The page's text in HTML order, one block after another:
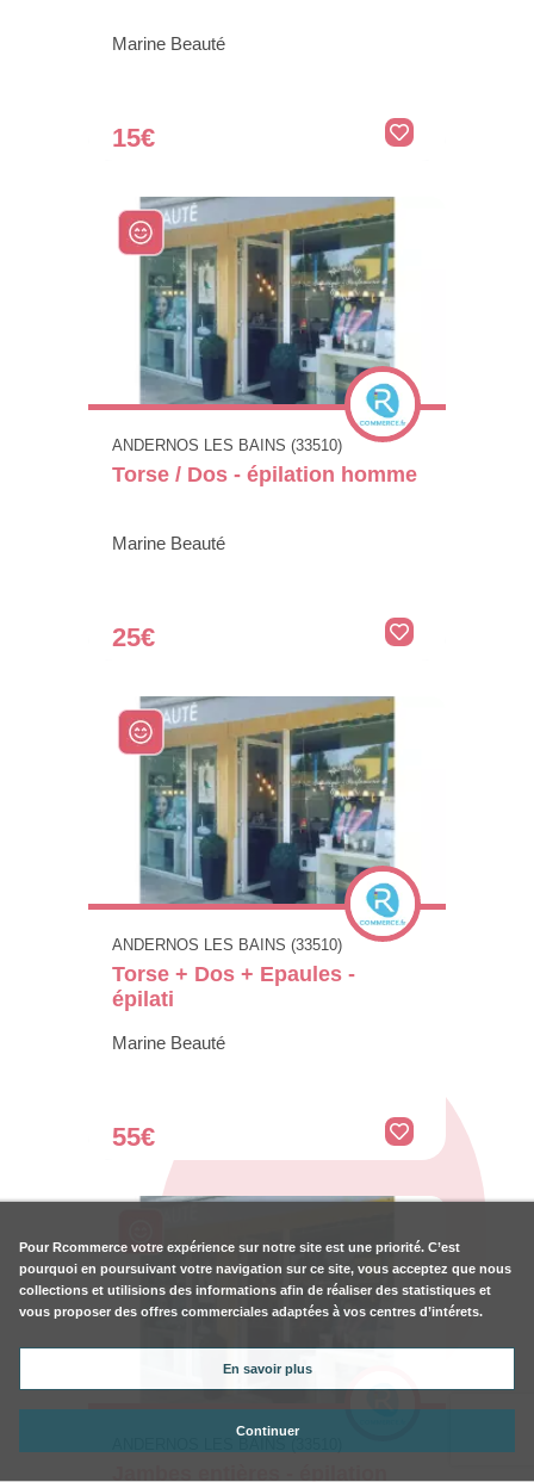
Marine Beauté
15€
ANDERNOS LES BAINS (33510)
Torse / Dos - épilation homme
Marine Beauté
25€
ANDERNOS LES BAINS (33510)
Torse + Dos + Epaules -
épilati
Marine Beauté
55€
Pour Rcommerce votre expérience sur notre site est une priorité. C’est
pourquoi en poursuivant votre navigation sur ce site, vous acceptez que nous
collections et utilisions des informations afin de réaliser des statistiques et
vous proposer des offres commerciales adaptées à vos centres d’intérets.
En savoir plus
Continuer